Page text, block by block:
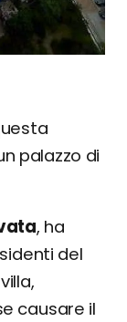
palazzo di
, ha
del
causare il